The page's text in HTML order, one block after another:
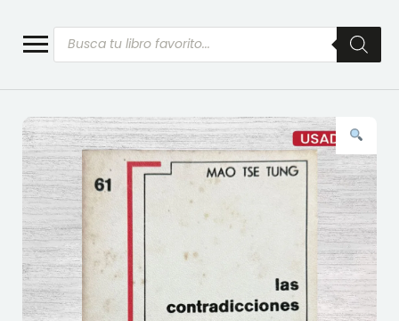
Búsqueda
de
productos